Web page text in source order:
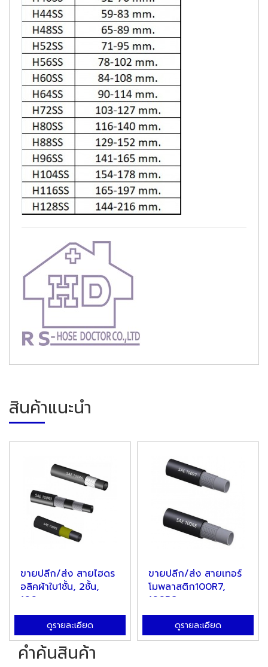
สินค้าแนะนำ
ขายปลีก/ส่ง สายไฮดร
อลิคผ้าใบ1ชั้น, 2ชั้น,
100...
ดูรายละเอียด
ขายปลีก/ส่ง สายเทอร์
โมพลาสติก100R7,
100R8
ดูรายละเอียด
คำค้นสินค้า